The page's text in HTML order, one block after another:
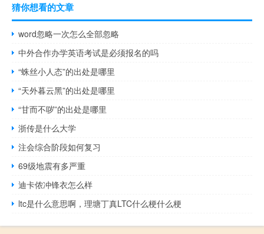
猜你想看的文章
word忽略一次怎么全部忽略
中外合作办学英语考试是必须报名的吗
“蛛丝小人态”的出处是哪里
“天外暮云黑”的出处是哪里
“甘而不哕”的出处是哪里
浙传是什么大学
注会综合阶段如何复习
69级地震有多严重
迪卡侬冲锋衣怎么样
ltc是什么意思啊，理塘丁真LTC什么梗什么梗